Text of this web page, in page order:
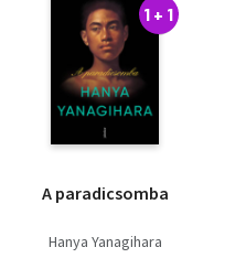
1 + 1
A paradicsomba
Hanya Yanagihara